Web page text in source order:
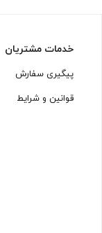
خدمات مشتریان
پیگیری سفارش
قوانین و شرایط